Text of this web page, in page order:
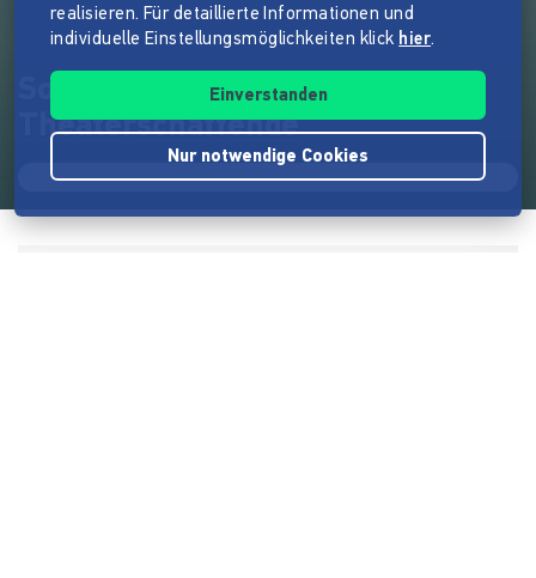
Solidarinitiative für freie
Theaterschaffende
realisieren. Für detaillierte Informationen und
individuelle Einstellungsmöglichkeiten klick hier.
Einverstanden
Nur notwendige Cookies